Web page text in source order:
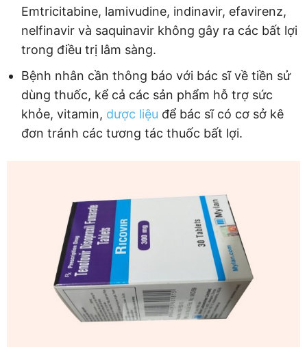
Emtricitabine, lamivudine, indinavir, efavirenz,
nelfinavir và saquinavir không gây ra các bất lợi
trong điều trị lâm sàng.
Bệnh nhân cần thông báo với bác sĩ về tiền sử
dùng thuốc, kể cả các sản phẩm hỗ trợ sức
khỏe, vitamin, dược liệu để bác sĩ có cơ sở kê
đơn tránh các tương tác thuốc bất lợi.